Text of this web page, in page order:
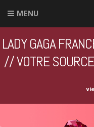
MENU
LADY GAGA
// VOTRE